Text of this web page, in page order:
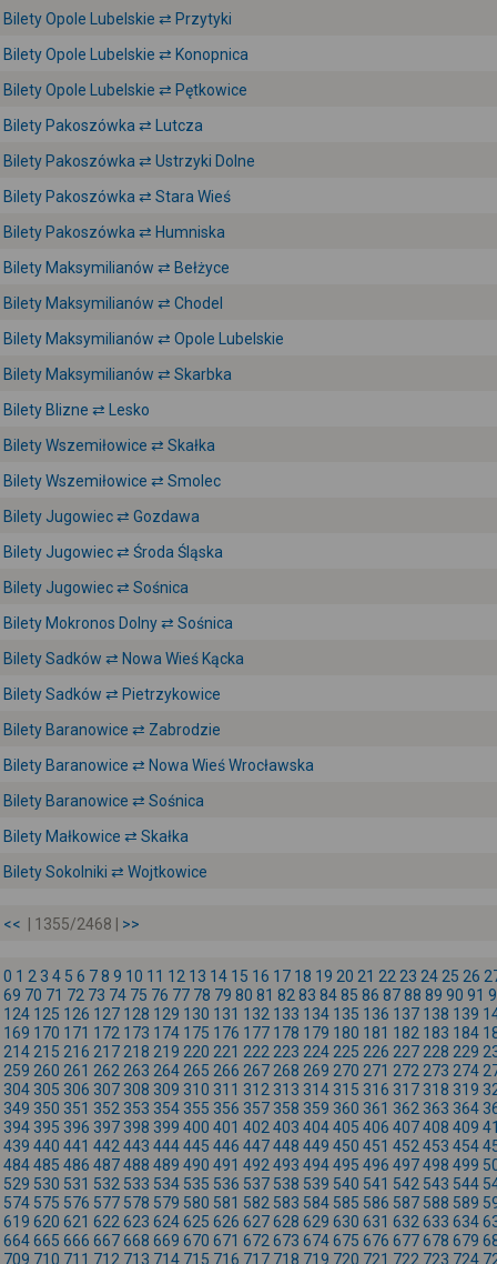
Bilety Opole Lubelskie ⇄ Przytyki
Bilety Opole Lubelskie ⇄ Konopnica
Bilety Opole Lubelskie ⇄ Pętkowice
Bilety Pakoszówka ⇄ Lutcza
Bilety Pakoszówka ⇄ Ustrzyki Dolne
Bilety Pakoszówka ⇄ Stara Wieś
Bilety Pakoszówka ⇄ Humniska
Bilety Maksymilianów ⇄ Bełżyce
Bilety Maksymilianów ⇄ Chodel
Bilety Maksymilianów ⇄ Opole Lubelskie
Bilety Maksymilianów ⇄ Skarbka
Bilety Blizne ⇄ Lesko
Bilety Wszemiłowice ⇄ Skałka
Bilety Wszemiłowice ⇄ Smolec
Bilety Jugowiec ⇄ Gozdawa
Bilety Jugowiec ⇄ Środa Śląska
Bilety Jugowiec ⇄ Sośnica
Bilety Mokronos Dolny ⇄ Sośnica
Bilety Sadków ⇄ Nowa Wieś Kącka
Bilety Sadków ⇄ Pietrzykowice
Bilety Baranowice ⇄ Zabrodzie
Bilety Baranowice ⇄ Nowa Wieś Wrocławska
Bilety Baranowice ⇄ Sośnica
Bilety Małkowice ⇄ Skałka
Bilety Sokolniki ⇄ Wojtkowice
<< | 1355/2468 | >>
0 1 2 3 4 5 6 78 9 10 11 12 13 14 15 16 17 18 19 20 21 22 23 24 25 26
69 70 71 72 73 74 75 76 77 78 79 80 81 82 83 8485 86 8788 89 90 91
124 125 126 127 128 129 130 131 132 133 134 135 136 137 138 139
169 170 171 172 173 174 175 176 177 178 179 180 181 182 183 184
214 215 216 217 218 219 220 221 222 223 224 225 226 227 228 229
259 260 261 262 263 264 265 266 267 268 269 270 271 272 273 274
304 305 306 307 308 309 310 311 312 313 314 315 316 317 318 319
349 350 351 352 353 354 355 356 357 358 359 360 361 362 363 364
394 395 396 397 398 399 400 401 402 403 404405 406 407408 409
439 440 441 442 443 444445 446 447448 449 450 451 452 453 454
484485 486 487488 489 490 491 492 493 494495 496 497498 499
529 530 531 532 533 534 535 536 537 538 539 540 541 542 543 544
574 575 576 577 578 579 580 581 582 583 584 585 586 587 588 589
619 620 621 622 623 624625 626 627628 629 630 631 632 633 634
664665 666 667668 669 670 671 672 673 674675 676 677678 679
709 710 711 712 713 714 715 716 717 718 719 720 721 722 723 724